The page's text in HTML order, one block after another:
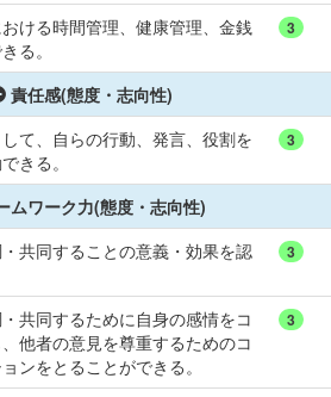
ける時間管理、健康管理、金銭
る。
3
責任感(態度・志向性)
て、自らの行動、発言、役割を
きる。
3
ムワーク力(態度・志向性)
共同することの意義・効果を認
3
共同するために自身の感情をコ
他者の意見を尊重するためのコ
ンをとることができる。
3